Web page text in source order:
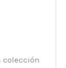
colección